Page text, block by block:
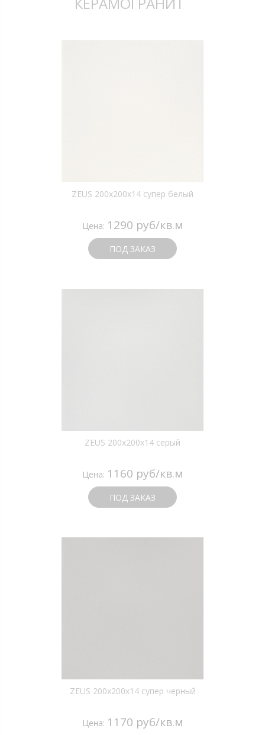
ZEUS 200x200x14 супер белый
Цена: 1290 руб/кв.м
ПОД ЗАКАЗ
ZEUS 200x200x14 серый
Цена: 1160 руб/кв.м
ПОД ЗАКАЗ
ZEUS 200x200x14 супер черный
Цена: 1170 руб/кв.м